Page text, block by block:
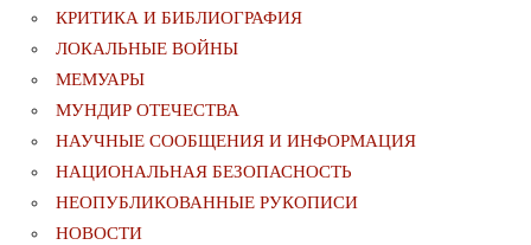
КРИТИКА И БИБЛИОГРАФИЯ
ЛОКАЛЬНЫЕ ВОЙНЫ
МЕМУАРЫ
МУНДИР ОТЕЧЕСТВА
НАУЧНЫЕ СООБЩЕНИЯ И ИНФОРМАЦИЯ
НАЦИОНАЛЬНАЯ БЕЗОПАСНОСТЬ
НЕОПУБЛИКОВАННЫЕ РУКОПИСИ
НОВОСТИ